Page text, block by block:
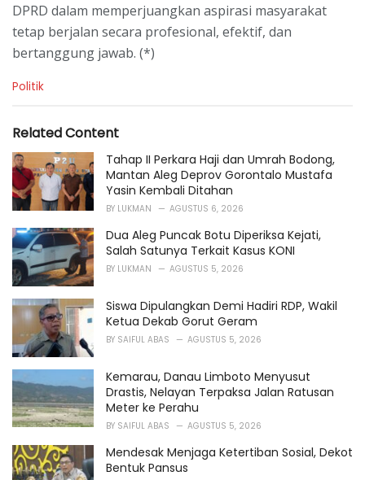
DPRD dalam memperjuangkan aspirasi masyarakat
tetap berjalan secara profesional, efektif, dan
bertanggung jawab. (*)
C
e
o
r
i
e
:
Politik
Related Content
Tahap II Perkara Haji dan Umrah Bodong,
Mantan Aleg Deprov Gorontalo Mustafa
Yasin Kembali Ditahan
BY LUKMAN AGUSTUS 6, 2026
Dua Aleg Puncak Botu Diperiksa Kejati,
Salah Satunya Terkait Kasus KONI
BY LUKMAN AGUSTUS 5, 2026
Siswa Dipulangkan Demi Hadiri RDP, Wakil
Ketua Dekab Gorut Geram
BY SAIFUL ABAS AGUSTUS 5, 2026
Kemarau, Danau Limboto Menyusut
Drastis, Nelayan Terpaksa Jalan Ratusan
Meter ke Perahu
BY SAIFUL ABAS AGUSTUS 5, 2026
Mendesak Menjaga Ketertiban Sosial, Dekot
Bentuk Pansus